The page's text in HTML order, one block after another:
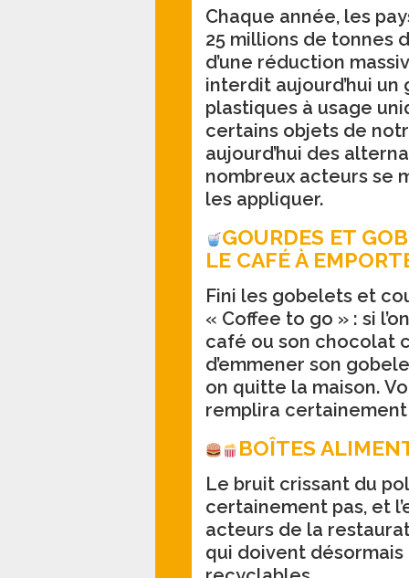
Chaque année, les
25 millions de tonnes
d’une réduction
interdit aujourd’hui un
plastiques à usage
certains objets de
aujourd’hui des
nombreux acteurs se
les appliquer.
GOURDES ET
LE CAFÉ À
Fini les gobelets et
« Coffee to go » : si
café ou son chocolat
d’emmener son
on quitte la maison.
remplira
BOÎTES
Le bruit crissant du
certainement pas, et
acteurs de la
qui doivent